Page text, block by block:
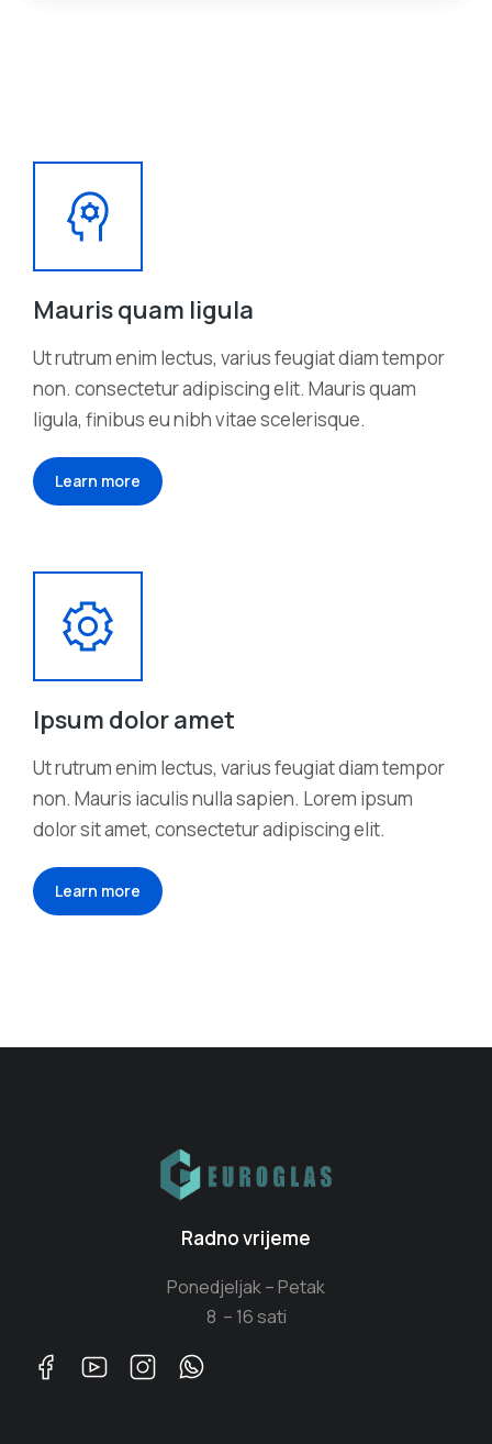
Mauris quam ligula
Ut rutrum enim lectus, varius feugiat diam tempor
non. consectetur adipiscing elit. Mauris quam
ligula, finibus eu nibh vitae scelerisque.
Learn more
Ipsum dolor amet
Ut rutrum enim lectus, varius feugiat diam tempor
non. Mauris iaculis nulla sapien. Lorem ipsum
dolor sit amet, consectetur adipiscing elit.
Learn more
Radno vrijeme
Ponedjeljak – Petak
8 – 16 sati